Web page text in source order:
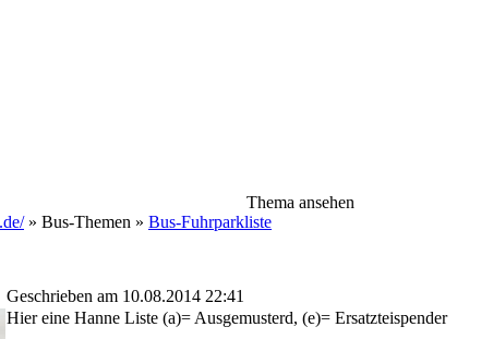
Thema ansehen
» Bus-Themen » Bus-Fuhrparkliste
Geschrieben am 10.08.2014 22:41
Hier eine Hanne Liste (a)= Ausgemusterd, (e)= Ersatzteispender